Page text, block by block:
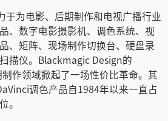
于为电影、后期制作和电视广播行业
、数字电影摄影机、调色系统、视
、矩阵、现场制作切换台、硬盘录
描仪。Blackmagic Design的
作领域掀起了一场性价比革命。其
调色产品自1984年以来一直占
。